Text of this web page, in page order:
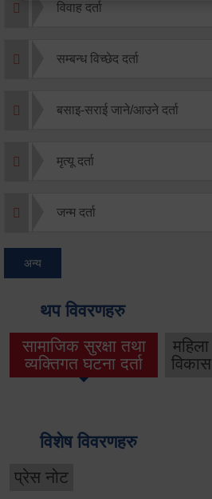
विवाह दर्ता
सम्बन्ध विच्छेद दर्ता
बसाइ-सराई जाने/आउने दर्ता
मृत्यू दर्ता
जन्म दर्ता
अन्य
थप विवरणहरु
सामाजिक सुरक्षा तथा
व्यक्तिगत घटना दर्ता
महिला
विकास
विशेष विवरणहरु
प्रेस नोट